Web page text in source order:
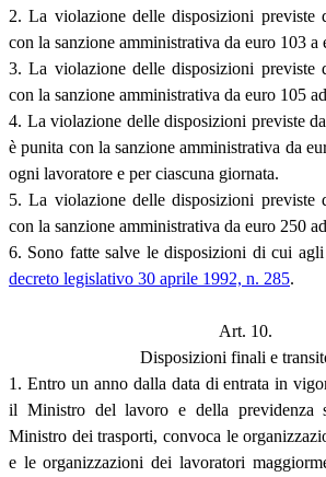
2. La violazione delle disposizioni previste
con la sanzione amministrativa da euro 103 a
3. La violazione delle disposizioni previste
con la sanzione amministrativa da euro 105
4. La violazione delle disposizioni previste
è punita con la sanzione amministrativa da
ogni lavoratore e per ciascuna giornata.
5. La violazione delle disposizioni previste
con la sanzione amministrativa da euro 250
6. Sono fatte salve le disposizioni di cui
decreto legislativo 30 aprile 1992, n. 285.
Art. 10.
Disposizioni finali e
1. Entro un anno dalla data di entrata in
il Ministro del lavoro e della previdenza
Ministro dei trasporti, convoca le
e le organizzazioni dei lavoratori